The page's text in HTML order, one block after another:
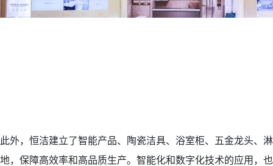
此外，恒洁建立了智能产品、陶瓷洁具、浴室柜、五金龙头、
地，保障高效率和高品质生产。智能化和数字化技术的应用，